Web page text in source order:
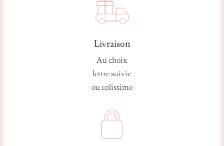
Livraison
Au choix
lettre suivie
ou colissimo